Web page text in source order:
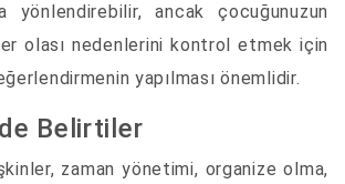
yönlendirebilir, ancak çocuğunuzun
olası nedenlerini kontrol etmek için
yapılması önemlidir.
Belirtiler
zaman yönetimi, organize olma,